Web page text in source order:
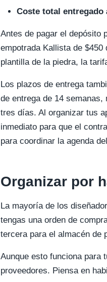
Coste total entregado
Antes de pagar el depósito
empotrada Kallista de
plantilla de la piedra, la
Los plazos de entrega
de entrega de 14
tres días. Al organizar tus
inmediato para que el
para coordinar la agenda
Organizar por
La mayoría de los
tengas una orden de
tercera para el almacén de
Aunque esto funciona para
proveedores. Piensa en